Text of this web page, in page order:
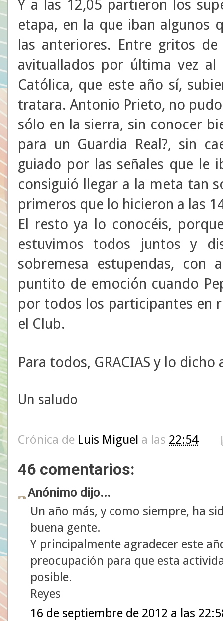
Y a las 12,05 partieron los
etapa, en la que iban algunos
las anteriores. Entre gritos
avituallados por última vez
Católica, que este año sí,
tratara. Antonio Prieto, no
sólo en la sierra, sin conocer
para un Guardia Real?, sin
guiado por las señales que le
consiguió llegar a la meta tan
primeros que lo hicieron a las
El resto ya lo conocéis,
estuvimos todos juntos y
sobremesa estupendas, con
puntito de emoción cuando
por todos los participantes en
el Club.
Para todos, GRACIAS y lo dicho
Un saludo
Crónica de Luis Miguel a las 22:54
46 comentarios:
Anónimo dijo...
Un año más, y como siempre, ha
buena gente.
Y principalmente agradecer este
preocupación para que esta
posible.
Reyes
16 de septiembre de 2012 a las